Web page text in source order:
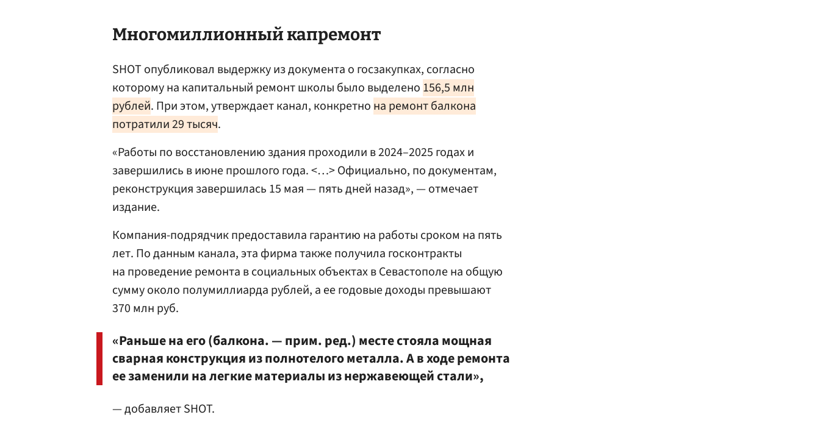
Многомиллионный капремонт
SHOT опубликовал выдержку из документа о госзакупках, согласно
которому на капитальный ремонт школы было выделено 156,5 млн
рублей. При этом, утверждает канал, конкретно на ремонт балкона
потратили 29 тысяч.
«Работы по восстановлению здания проходили в 2024–2025 годах и
завершились в июне прошлого года. <…> Официально, по документам,
реконструкция завершилась 15 мая — пять дней назад», — отмечает
издание.
Компания-подрядчик предоставила гарантию на работы сроком на пять
лет. По данным канала, эта фирма также получила госконтракты
на проведение ремонта в социальных объектах в Севастополе на общую
сумму около полумиллиарда рублей, а ее годовые доходы превышают
370 млн руб.
«Раньше на его (балкона. — прим. ред.) месте стояла мощная
сварная конструкция из полнотелого металла. А в ходе ремонта
ее заменили на легкие материалы из нержавеющей стали»,
— добавляет SHOT.